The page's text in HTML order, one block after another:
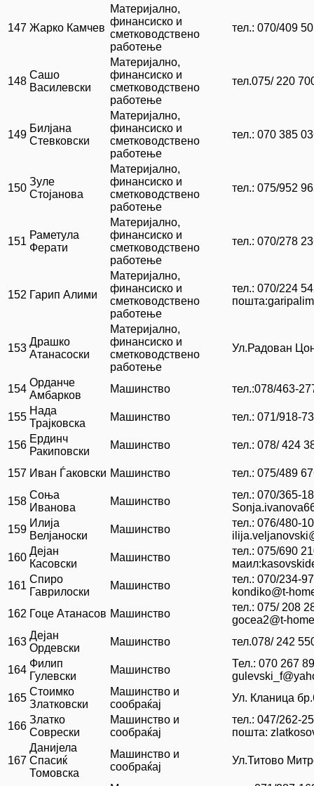
147 Жарко Камчев
Материјално,
финансиско и
сметководствено
работење
тел.: 070/409
148
Сашо
Василевски
Материјално,
финансиско и
сметководствено
работење
тел.075/ 220
149
Билјана
Стевковски
Материјално,
финансиско и
сметководствено
работење
тел.: 070 385
150
Зуле
Стојанова
Материјално,
финансиско и
сметководствено
работење
тел.: 075/952
151
Раметула
Ферати
Материјално,
финансиско и
сметководствено
работење
тел.: 070/278
152 Гарип Алими
Материјално,
финансиско и
сметководствено
работење
тел.: 070/224
153
Драшко
Атанасоски
Материјално,
финансиско и
сметководствено
работење
Ул.Радован
154
Орданче
Амбарков
Машинство тел.:078/463-
155
Нада
Трајковска
Машинство тел.: 071/918-
156
Ердинч
Ракиповски
Машинство тел.: 078/ 424
157 Иван Ѓаковски Машинство тел.: 075/489
158
Соња
Иванова
Машинство
тел.: 070/365-
159
Илија
Велјаноски
Машинство
тел.: 076/480-
160
Дејан
Касовски
Машинство
тел.: 075/690
161
Спиро
Гаврилоски
Машинство
тел.: 070/234-
kondiko@t-
162 Гоце Атанасов Машинство
тел.: 075/ 208
gocea2@t-
163
Дејан
Ордевски
Машинство тел.078/ 242
164
Филип
Гулевски
Машинство
Тел.: 070 267
165
Стоимко
Златковски
Машинство и
сообраќај
Ул. Кланица
166
Златко
Соврески
Машинство и
сообраќај
тел.: 047/262-
пошта:
167
Данијела
Спасиќ
Томовска
Машинство и
сообраќај
Ул.Титово